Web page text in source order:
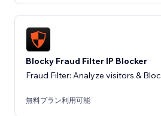
Blocky Fraud Filter IP Blocker
Fraud Filter: Analyze visitors &
無料プラン利用可能